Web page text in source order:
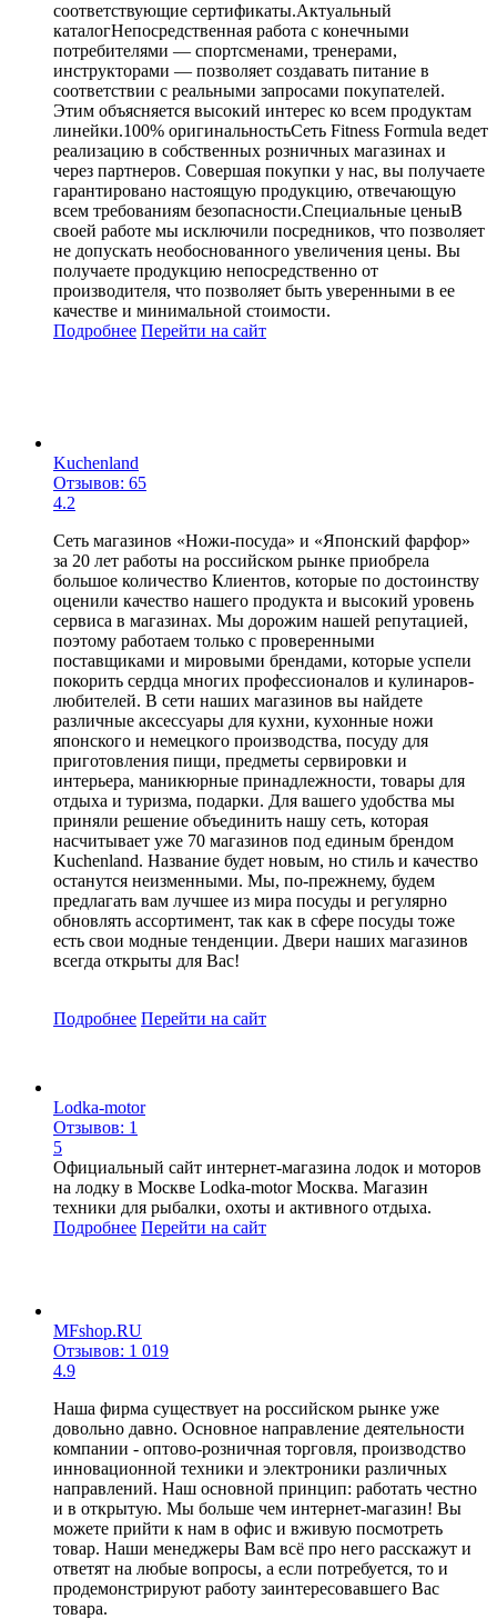
соответствующие сертификаты.Актуальный
каталогНепосредственная работа с конечными
потребителями — спортсменами, тренерами,
инструкторами — позволяет создавать питание в
соответствии с реальными запросами покупателей.
Этим объясняется высокий интерес ко всем продуктам
линейки.100% оригинальностьСеть Fitness Formula ведет
реализацию в собственных розничных магазинах и
через партнеров. Совершая покупки у нас, вы получаете
гарантировано настоящую продукцию, отвечающую
всем требованиям безопасности.Специальные ценыВ
своей работе мы исключили посредников, что позволяет
не допускать необоснованного увеличения цены. Вы
получаете продукцию непосредственно от
производителя, что позволяет быть уверенными в ее
качестве и минимальной стоимости.
Подробнее Перейти на сайт
Kuchenland
Отзывов: 65
4.2
Сеть магазинов «Ножи-посуда» и «Японский фарфор»
за 20 лет работы на российском рынке приобрела
большое количество Клиентов, которые по достоинству
оценили качество нашего продукта и высокий уровень
сервиса в магазинах. Мы дорожим нашей репутацией,
поэтому работаем только с проверенными
поставщиками и мировыми брендами, которые успели
покорить сердца многих профессионалов и кулинаров-
любителей. В сети наших магазинов вы найдете
различные аксессуары для кухни, кухонные ножи
японского и немецкого производства, посуду для
приготовления пищи, предметы сервировки и
интерьера, маникюрные принадлежности, товары для
отдыха и туризма, подарки. Для вашего удобства мы
приняли решение объединить нашу сеть, которая
насчитывает уже 70 магазинов под единым брендом
Kuchenland. Название будет новым, но стиль и качество
останутся неизменными. Мы, по-прежнему, будем
предлагать вам лучшее из мира посуды и регулярно
обновлять ассортимент, так как в сфере посуды тоже
есть свои модные тенденции. Двери наших магазинов
всегда открыты для Вас!
Подробнее Перейти на сайт
Lodka-motor
Отзывов: 1
5
Официальный сайт интернет-магазина лодок и моторов
на лодку в Москве Lodka-motor Москва. Магазин
техники для рыбалки, охоты и активного отдыха.
Подробнее Перейти на сайт
MFshop.RU
Отзывов: 1 019
4.9
Наша фирма существует на российском рынке уже
довольно давно. Основное направление деятельности
компании - оптово-розничная торговля, производство
инновационной техники и электроники различных
направлений. Наш основной принцип: работать честно
и в открытую. Мы больше чем интернет-магазин! Вы
можете прийти к нам в офис и вживую посмотреть
товар. Наши менеджеры Вам всё про него расскажут и
ответят на любые вопросы, а если потребуется, то и
продемонстрируют работу заинтересовавшего Вас
товара.